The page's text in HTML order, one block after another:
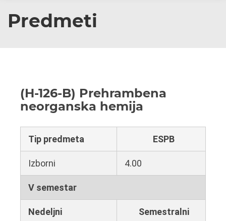
Predmeti
(H-126-B) Prehrambena
neorganska hemija
Tip predmeta ESPB
Izborni 4.00
V semestar
Nedeljni Semestralni